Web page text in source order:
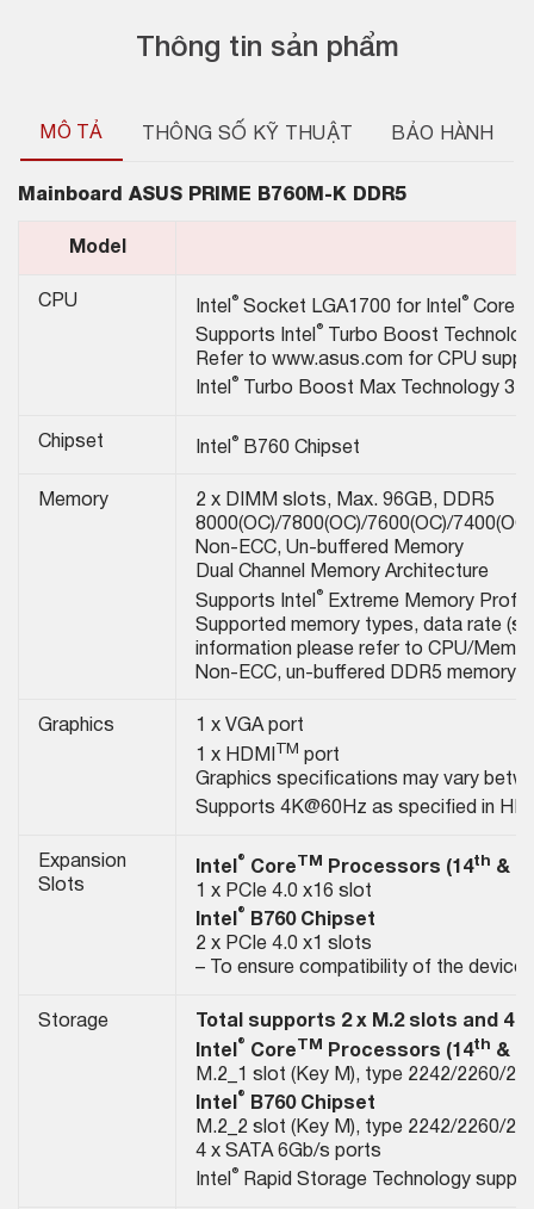
Thông tin sản phẩm
MÔ TẢ THÔNG SỐ KỸ THUẬT BẢO HÀNH
Mainboard ASUS PRIME B760M-K DDR5
Model
CPU Intel ® Socket LGA1700 for Intel ® Core
Supports Intel ® Turbo Boost
Refer to www.asus.com for CPU
Intel ® Turbo Boost Max Technology
Chipset Intel ® B760 Chipset
Memory
2 x DIMM slots, Max. 96GB, DDR5
8000(OC)/7800(OC)/7600(OC)/
Non-ECC, Un-buffered Memory
Dual Channel Memory Architecture
Supports Intel ® Extreme Memory
Supported memory types, data rate
information please refer to CPU/
Non-ECC, un-buffered DDR5 memory
Graphics
1 x VGA port
1 x HDMI TM port
Graphics specifications may vary
Supports 4K@60Hz as specified in
Expansion
Slots
Intel ® CoreTM Processors (14th &
1 x PCIe 4.0 x16 slot
Intel ®
B760 Chipset
2 x PCIe 4.0 x1 slots
– To ensure compatibility of the
Storage
Total supports 2 x M.2 slots and 4
Intel ® CoreTM Processors (14th &
M.2_1 slot (Key M), type 2242/2260/
Intel ®
B760 Chipset
M.2_2 slot (Key M), type 2242/2260/
4 x SATA 6Gb/s ports
Intel ® Rapid Storage Technology